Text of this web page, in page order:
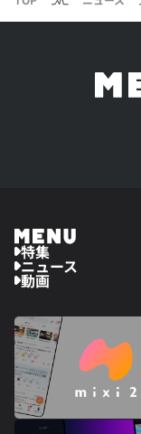
特集
ニュース
動画